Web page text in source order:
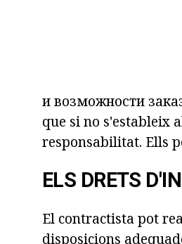
и возможности
que si no s'estableix
responsabilitat. Ells
ELS DRETS
El contractista pot
disposicions